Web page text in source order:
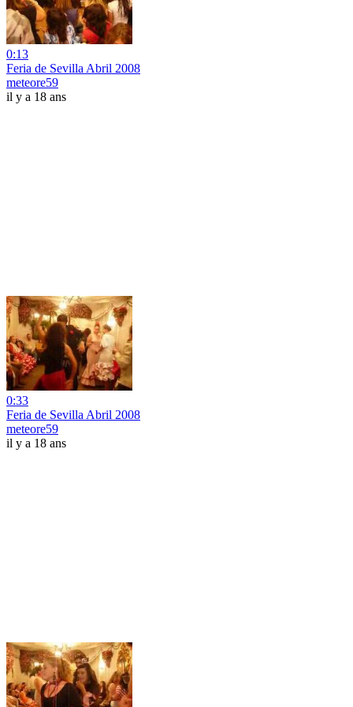
0:13
Feria de Sevilla Abril 2008
meteore59
il y a 18 ans
0:33
Feria de Sevilla Abril 2008
meteore59
il y a 18 ans